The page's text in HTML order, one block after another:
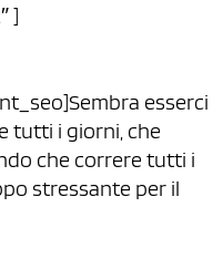
]
esserci
tutti i giorni, che
che correre tutti i
stressante per il